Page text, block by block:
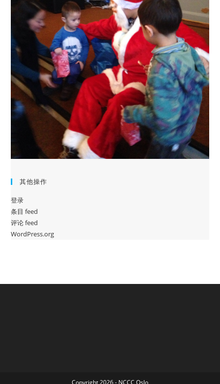
其他操作
登录
条目 feed
评论 feed
WordPress.org
Copyright 2026 - NCCC Oslo